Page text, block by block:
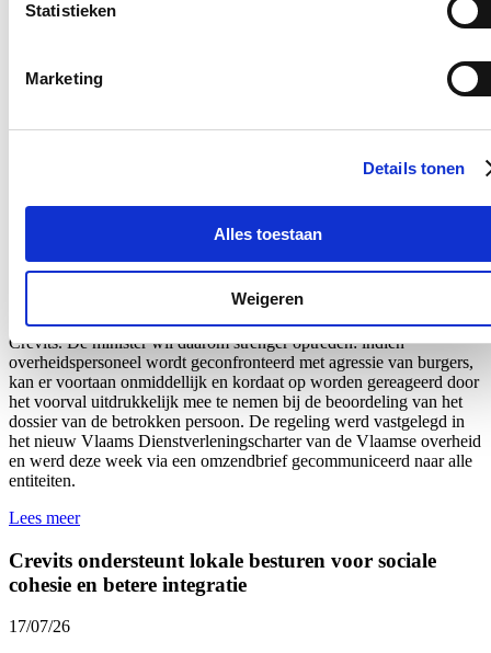
Statistieken
Marketing
Details tonen
Alles toestaan
Weigeren
Nieuws
Aantal meldingen van agressief of ongewenst gedrag
dat dossiers tijdelijk kan opschorten in geval van
agressie voortaan van kracht
personeelsleden van de Vlaamse overheidsteeg met 60%.
uit nieuwe cijfers van Vlaams minister van Bestuurszaken Hilde
Crevits. De minister wil daarom strenger optreden: indien
overheidspersoneel wordt geconfronteerd met agressie van burgers,
kan er voortaan onmiddellijk en kordaat op worden gereageerd door
het voorval uitdrukkelijk mee te nemen bij de beoordeling van het
dossier van de betrokken persoon. De regeling werd vastgelegd in
het nieuw Vlaams Dienstverleningscharter van de Vlaamse overheid
en werd deze week via een omzendbrief gecommuniceerd naar alle
entiteiten.
Lees meer
Crevits ondersteunt lokale besturen voor sociale
cohesie en betere integratie
17/07/26